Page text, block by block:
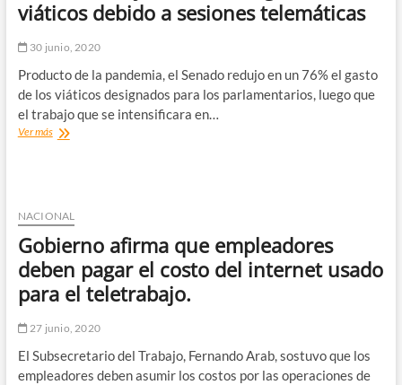
o
muy
y
50%
cree
que
empeorará
meses.
viáticos debido a sesiones telemáticas
30 junio, 2020
Producto de la pandemia, el Senado redujo en un 76% el gasto
de los viáticos designados para los parlamentarios, luego que
el trabajo que se intensificara en…
Ver másSenado
gastos
en
viáticos
a
sesiones
NACIONAL
Gobierno afirma que empleadores
deben pagar el costo del internet usado
para el teletrabajo.
27 junio, 2020
El Subsecretario del Trabajo, Fernando Arab, sostuvo que los
empleadores deben asumir los costos por las operaciones de